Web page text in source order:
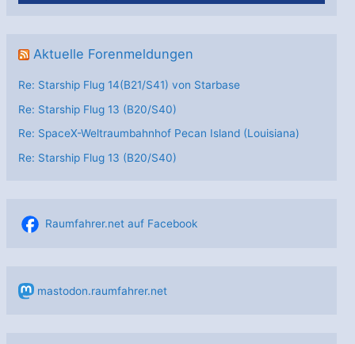
Aktuelle Forenmeldungen
Re: Starship Flug 14(B21/S41) von Starbase
Re: Starship Flug 13 (B20/S40)
Re: SpaceX-Weltraumbahnhof Pecan Island (Louisiana)
Re: Starship Flug 13 (B20/S40)
Raumfahrer.net auf Facebook
mastodon.raumfahrer.net